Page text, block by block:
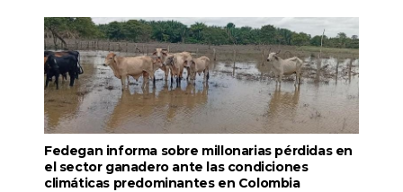
Fedegan informa sobre millonarias pérdidas en
el sector ganadero ante las condiciones
climáticas predominantes en Colombia